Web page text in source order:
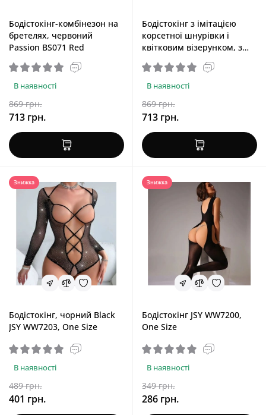
Бодістокінг-комбінезон на
бретелях, червоний
Passion BS071 Red
В наявності
869 грн.
713 грн.
Бодістокінг з імітацією
корсетної шнурівки і
квітковим візерунком, з
відкритим доступом до
промежини, червоний
Passion BS094 Red, One Size
В наявності
869 грн.
713 грн.
Знижка
Бодістокінг, чорний Black
JSY WW7203, One Size
В наявності
489 грн.
401 грн.
Знижка
Бодістокінг JSY WW7200,
One Size
В наявності
349 грн.
286 грн.